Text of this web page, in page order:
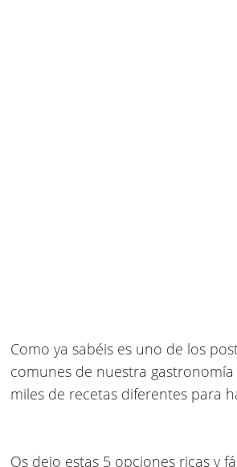
Como ya sabéis es uno de los
comunes de nuestra gastronomía
miles de recetas diferentes para
Os dejo estas 5 opciones ricas y